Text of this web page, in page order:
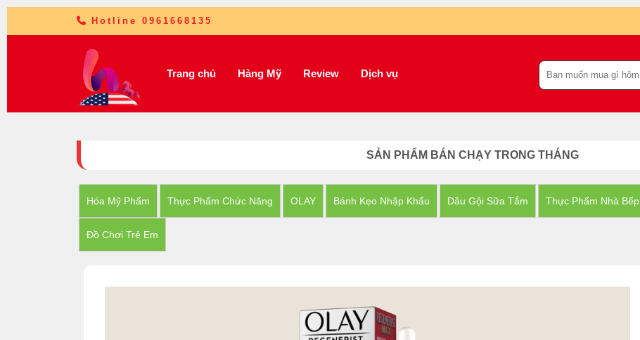
Hotline 0961668135
Trang chủ Hàng Mỹ Review Dịch vụ
SẢN PHẨM BÁN CHẠY TRONG THÁNG
Hóa Mỹ Phẩm Thực Phẩm Chức Năng OLAY Bánh Kẹo Nhập Khẩu Dầu Gội Sữa Tắm Thực Phẩm Nhà Bếp
Đồ Chơi Trẻ Em